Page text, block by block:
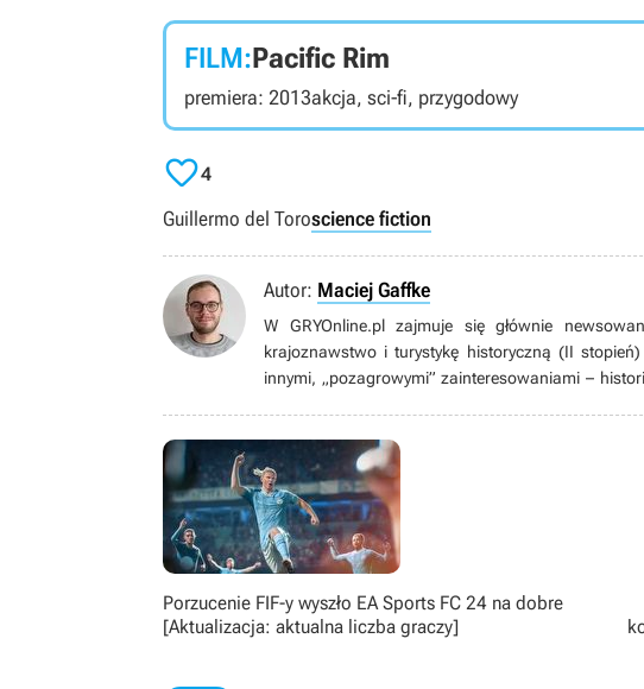
FILM:Pacific Rim
premiera: 2013akcja, sci-fi, przygodowy
4
Guillermo del Toroscience fiction
Autor: Maciej Gaffke
W GRYOnline.pl zajmuje się głównie
krajoznawstwo i turystykę historyczną (II
innymi, „pozagrowymi” zainteresowaniami –
pojedynczego gracza. Od czasu do czasu lubi
Dumny mieszkaniec Pomorza i Pucka.
Porzucenie FIF-y wyszło EA Sports FC 24 na dobre
[Aktualizacja: aktualna liczba graczy]